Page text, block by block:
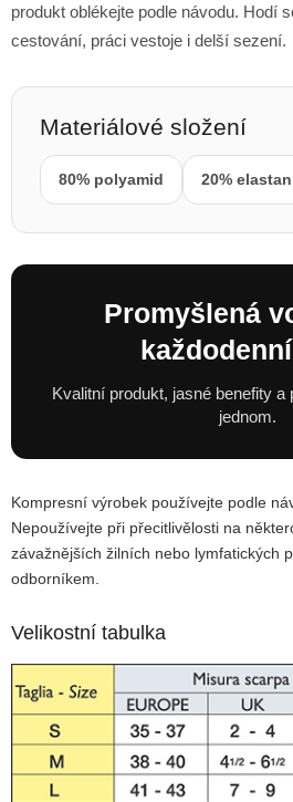
produkt oblékejte podle návodu. Hodí
cestování, práci vestoje i delší sezení.
Materiálové složení
80% polyamid 20% elastan
Promyšlená
Kvalitní produkt, jasné benefity
jednom.
Kompresní výrobek používejte podle
Nepoužívejte při přecitlivělosti na
závažnějších žilních nebo lymfatických
odborníkem.
Velikostní tabulka